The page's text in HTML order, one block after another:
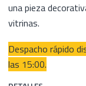
una pieza
vitrinas.
Despacho rápido
las 15:00.